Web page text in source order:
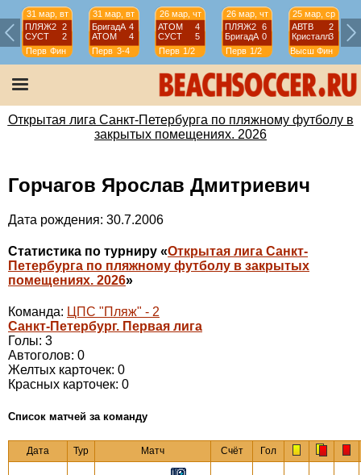
31 мар, вт
ПЛЯЖ2
2
СУСТ
2
Перв Фин
31 мар, вт
БригадА 4
АТОМ
4
Перв 3-4
26 мар, чт
АТОМ
4
СУСТ
5
Перв 1/2
26 мар, чт
ПЛЯЖ2 6
БригадА 0
Перв 1/2
25 мар, ср
АВТВ
2
Кристалл3
Высш Фин
Открытая лига Санкт-Петербурга по пляжному футболу в
закрытых помещениях. 2026
Горчагов Ярослав Дмитриевич
Дата рождения: 30.7.2006
Статистика по турниру «Открытая лига Санкт-
Петербурга по пляжному футболу в закрытых
помещениях. 2026»
Команда: ЦПС "Пляж" - 2
Санкт-Петербург. Первая лига
Голы: 3
Автоголов: 0
Желтых карточек: 0
Красных карточек: 0
Cписок матчей за команду
Дата Тур Матч Счёт Гол